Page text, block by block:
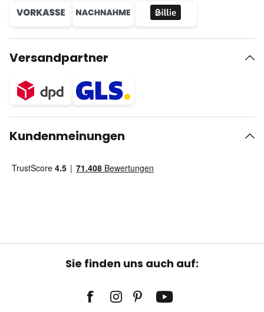
Versandpartner
Kundenmeinungen
Sie finden uns auch auf: